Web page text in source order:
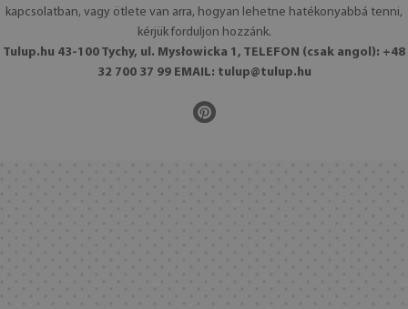
kapcsolatban, vagy ötlete van arra, hogyan lehetne hatékonyabbá tenni,
kérjük forduljon hozzánk.
Tulup.hu 43-100 Tychy, ul. Mysłowicka 1, TELEFON (csak angol): +48
32 700 37 99 EMAIL: tulup@tulup.hu